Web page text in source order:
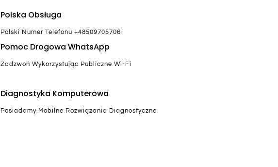
Polska Obsługa
Polski Numer Telefonu +48509705706
Pomoc Drogowa WhatsApp
Zadzwoń Wykorzystując Publiczne Wi-Fi
Diagnostyka Komputerowa
Posiadamy Mobilne Rozwiązania Diagnostyczne